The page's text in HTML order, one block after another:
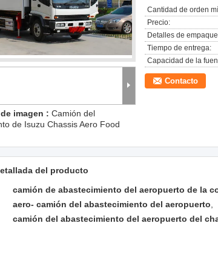
imagen : Camión del
de Isuzu Chassis Aero Food
Cantidad de orden
Precio:
Detalles de
Tiempo de entrega:
Capacidad de la
Contacto
del producto
camión de abastecimiento del aeropuerto de la
aero- camión del abastecimiento del aeropuerto
camión del abastecimiento del aeropuerto del